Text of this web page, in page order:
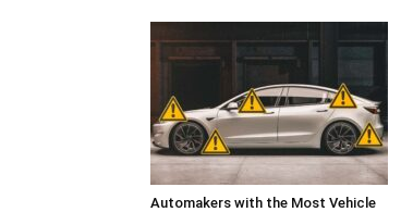
Automakers with the Most Vehicle